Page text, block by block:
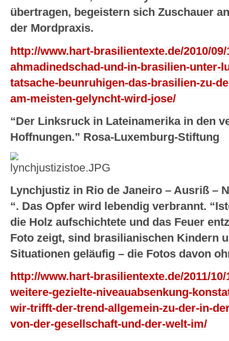
übertragen, begeistern sich Zuschauer
der Mordpraxis.
http://www.hart-brasilientexte.de/2010/
ahmadinedschad-und-in-brasilien-unter-
tatsache-beunruhigen-das-brasilien-zu-
am-meisten-gelyncht-wird-jose/
“Der Linksruck in Lateinamerika in den
Hoffnungen.” Rosa-Luxemburg-Stiftung
Lynchjustiz in Rio de Janeiro – Ausriß –
“. Das Opfer wird lebendig verbrannt.
die Holz aufschichtete und das Feuer
Foto zeigt, sind brasilianischen Kindern
Situationen geläufig – die Fotos davon
http://www.hart-brasilientexte.de/2011/
weitere-gezielte-niveauabsenkung-
wir-trifft-der-trend-allgemein-zu-der-in-
von-der-gesellschaft-und-der-welt-im/